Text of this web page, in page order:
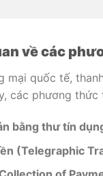
về các
mại quốc tế,
các phương
bằng thư tín
(Telegraphic